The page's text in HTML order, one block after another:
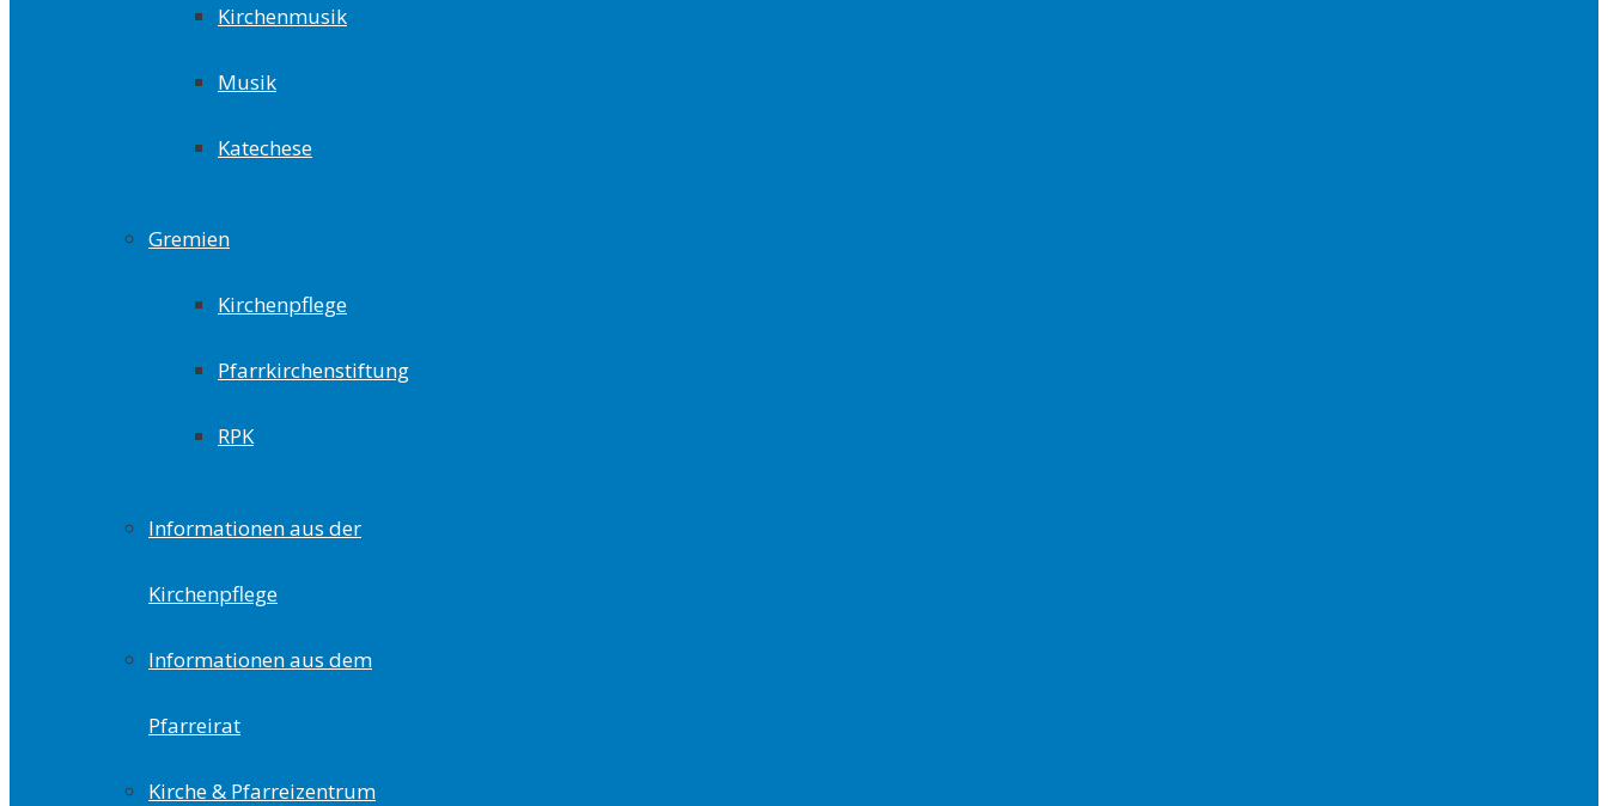
Kirchenmusik
Musik
Katechese
Gremien
Kirchenpflege
Pfarrkirchenstiftung
RPK
Informationen aus der
Kirchenpflege
Informationen aus dem
Pfarreirat
Kirche & Pfarreizentrum